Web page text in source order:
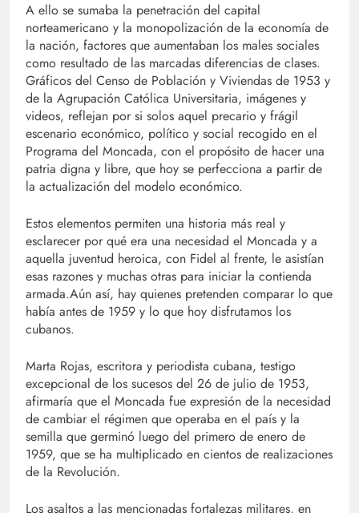
A ello se sumaba la penetración del capital
norteamericano y la monopolización de la economía de
la nación, factores que aumentaban los males sociales
como resultado de las marcadas diferencias de clases.
Gráficos del Censo de Población y Viviendas de 1953 y
de la Agrupación Católica Universitaria, imágenes y
videos, reflejan por si solos aquel precario y frágil
escenario económico, político y social recogido en el
Programa del Moncada, con el propósito de hacer una
patria digna y libre, que hoy se perfecciona a partir de
la actualización del modelo económico.
Estos elementos permiten una historia más real y
esclarecer por qué era una necesidad el Moncada y a
aquella juventud heroica, con Fidel al frente, le asistían
esas razones y muchas otras para iniciar la contienda
armada.Aún así, hay quienes pretenden comparar lo que
había antes de 1959 y lo que hoy disfrutamos los
cubanos.
Marta Rojas, escritora y periodista cubana, testigo
excepcional de los sucesos del 26 de julio de 1953,
afirmaría que el Moncada fue expresión de la necesidad
de cambiar el régimen que operaba en el país y la
semilla que germinó luego del primero de enero de
1959, que se ha multiplicado en cientos de realizaciones
de la Revolución.
Los asaltos a las mencionadas fortalezas militares, en